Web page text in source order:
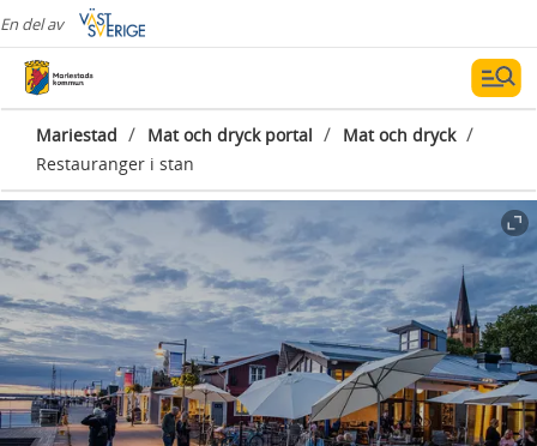
En del av
Mariestad / Mat och dryck portal / Mat och dryck /
Restauranger i stan